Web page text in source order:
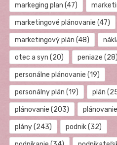
markeging plan (47)
marketingové plánovanie (47)
marketingový plán (48)
otec a syn (20) peniaze (28)
personálne plánovanie (19)
personálny plán (19) plán
plánovanie (203)
plány(243) podnik(32)